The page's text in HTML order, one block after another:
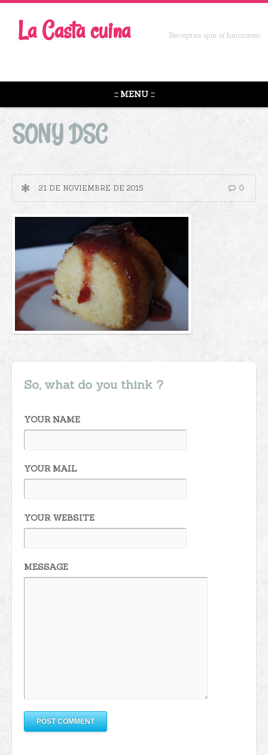
La Casta cuina Receptes que sí funcionen.
::: MENU :::
SONY DSC
21 DE NOVIEMBRE DE 2015 0
So, what do you think ?
YOUR NAME
YOUR MAIL
YOUR WEBSITE
MESSAGE